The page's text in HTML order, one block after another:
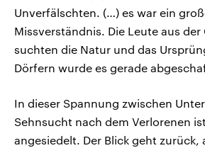
Unverfälschten. (…) es war ein
Missverständnis. Die Leute aus
suchten die Natur und das
Dörfern wurde es gerade
In dieser Spannung zwischen
Sehnsucht nach dem Verlorenen
angesiedelt. Der Blick geht zurück,